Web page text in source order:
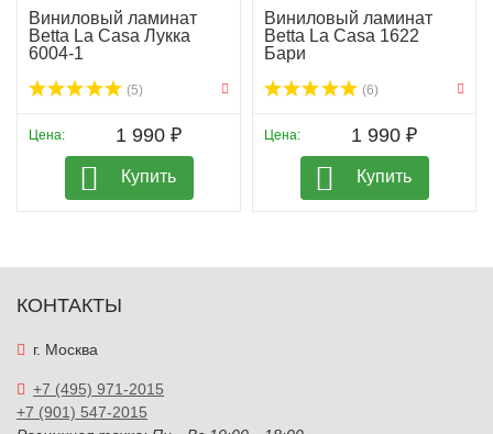
Виниловый ламинат
Betta La Casa Лукка
6004-1
(5)
Цена: 1 990 ₽
Купить
Виниловый ламинат
Betta La Casa 1622
Бари
(6)
Цена: 1 990 ₽
Купить
КОНТАКТЫ
г. Москва
+7 (495) 971-2015
+7 (901) 547-2015